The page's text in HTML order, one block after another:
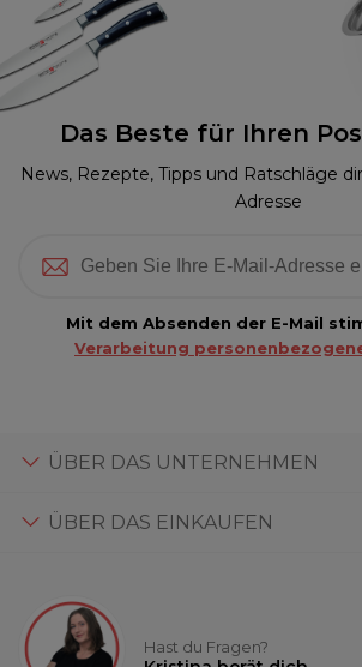
Das Beste für Ihren
News, Rezepte, Tipps und Ratschläge
Adresse
Mit dem Absenden der E-Mail
Verarbeitung
ÜBER DAS UNTERNEHMEN
ÜBER DAS EINKAUFEN
Hast du Fragen?